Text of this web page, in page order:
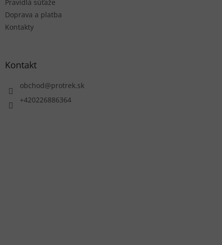
Pravidlá súťaže
Doprava a platba
Kontakty
Kontakt
obchod@protrek.sk
+420226886364